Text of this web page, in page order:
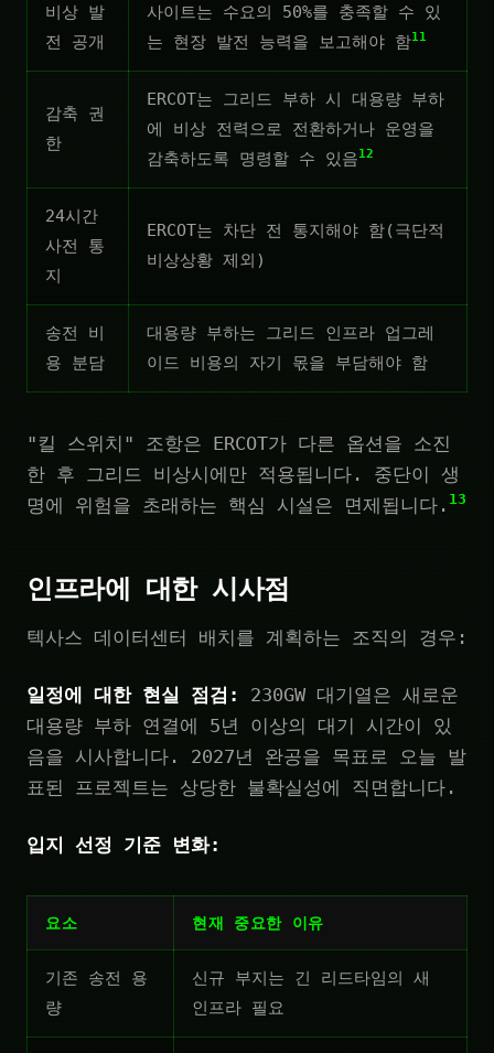
비상 발
전 공개
사이트는 수요의 50%를 충족할 수 있
는 현장 발전 능력을 보고해야 함11
감축 권
한
ERCOT는 그리드 부하 시 대용량 부하
에 비상 전력으로 전환하거나 운영을
감축하도록 명령할 수 있음12
24시간
사전 통
지
ERCOT는 차단 전 통지해야 함(극단적
비상상황 제외)
송전 비
용 분담
대용량 부하는 그리드 인프라 업그레
이드 비용의 자기 몫을 부담해야 함
"킬 스위치" 조항은 ERCOT가 다른 옵션을 소진
한 후 그리드 비상시에만 적용됩니다. 중단이 생
명에 위험을 초래하는 핵심 시설은 면제됩니다. 13
인프라에 대한 시사점
텍사스 데이터센터 배치를 계획하는 조직의 경우:
일정에 대한 현실 점검:
230GW 대기열은 새로운
대용량 부하 연결에 5년 이상의 대기 시간이 있
음을 시사합니다. 2027년 완공을 목표로 오늘 발
표된 프로젝트는 상당한 불확실성에 직면합니다.
입지 선정 기준 변화:
요소 현재 중요한 이유
기존 송전 용
량
신규 부지는 긴 리드타임의 새
인프라 필요